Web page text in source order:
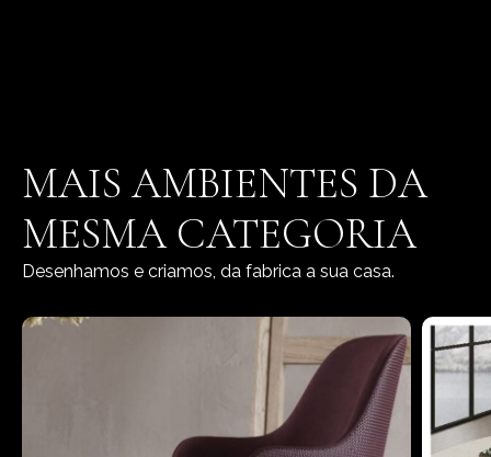
MAIS AMBIENTES DA
MESMA CATEGORIA
Desenhamos e criamos, da fabrica a sua casa.